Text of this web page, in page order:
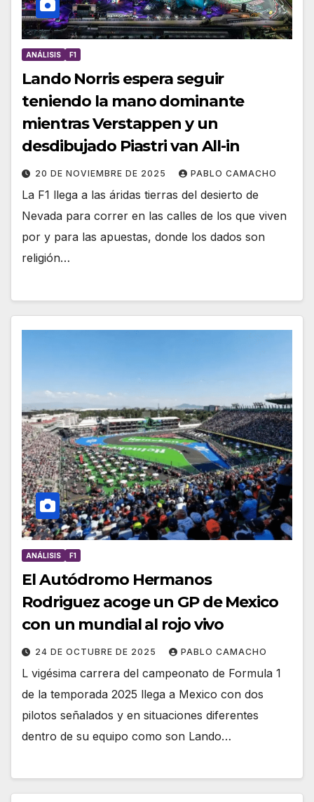
ANÁLISIS F1
Lando Norris espera seguir
teniendo la mano dominante
mientras Verstappen y un
desdibujado Piastri van All-in
20 DE NOVIEMBRE DE 2025 PABLO CAMACHO
La F1 llega a las áridas tierras del desierto de
Nevada para correr en las calles de los que viven
por y para las apuestas, donde los dados son
religión…
ANÁLISIS F1
El Autódromo Hermanos
Rodriguez acoge un GP de Mexico
con un mundial al rojo vivo
24 DE OCTUBRE DE 2025 PABLO CAMACHO
L vigésima carrera del campeonato de Formula 1
de la temporada 2025 llega a Mexico con dos
pilotos señalados y en situaciones diferentes
dentro de su equipo como son Lando…